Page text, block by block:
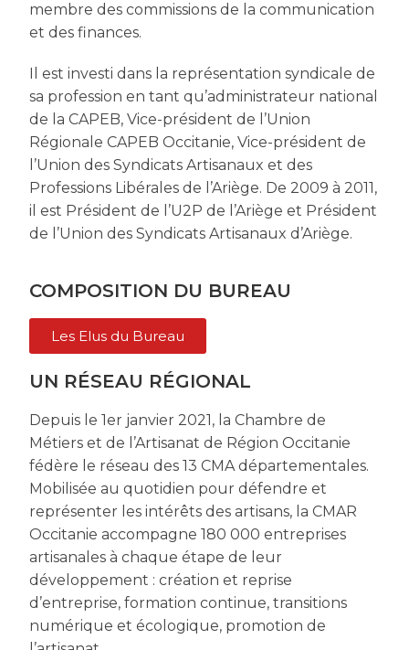
membre des commissions de la communication
et des finances.
Il est investi dans la représentation syndicale de
sa profession en tant qu’administrateur national
de la CAPEB, Vice-président de l’Union
Régionale CAPEB Occitanie, Vice-président de
l’Union des Syndicats Artisanaux et des
Professions Libérales de l’Ariège. De 2009 à 2011,
il est Président de l’U2P de l’Ariège et Président
de l’Union des Syndicats Artisanaux d’Ariège.
COMPOSITION DU BUREAU
Les Elus du Bureau
UN RÉSEAU RÉGIONAL
Depuis le 1er janvier 2021, la Chambre de
Métiers et de l’Artisanat de Région Occitanie
fédère le réseau des 13 CMA départementales.
Mobilisée au quotidien pour défendre et
représenter les intérêts des artisans, la CMAR
Occitanie accompagne 180 000 entreprises
artisanales à chaque étape de leur
développement : création et reprise
d’entreprise, formation continue, transitions
numérique et écologique, promotion de